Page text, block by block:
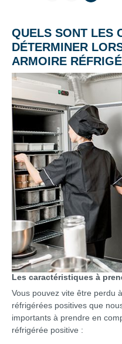
QUELS SONT LES
DÉTERMINER
ARMOIRE
Les caractéristiques à
Vous pouvez vite être perdu
réfrigérées positives que
importants à prendre en
réfrigérée positive :